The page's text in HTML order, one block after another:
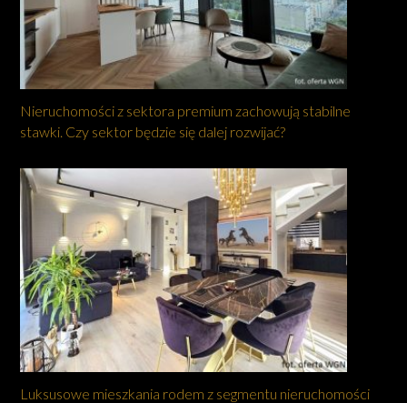
Nieruchomości z sektora premium zachowują stabilne
stawki. Czy sektor będzie się dalej rozwijać?
Luksusowe mieszkania rodem z segmentu nieruchomości